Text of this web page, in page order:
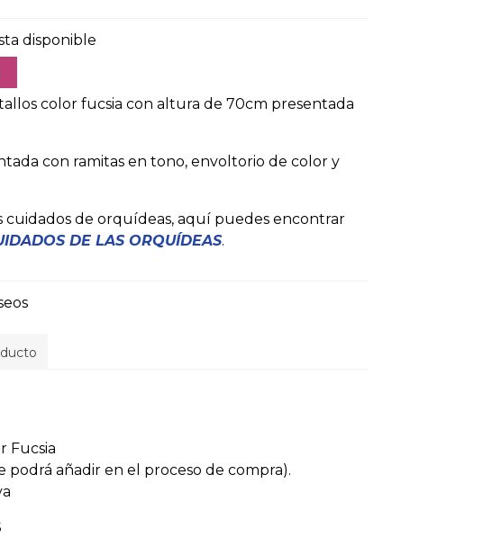
disponible
color fucsia con altura de 70cm presentada
con ramitas en tono, envoltorio de color y
cuidados de orquídeas, aquí puedes encontrar
DE LAS ORQUÍDEAS.
Fucsia
podrá añadir en el proceso de compra).